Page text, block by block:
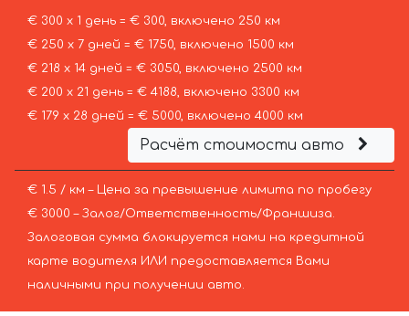
€ 300 х 1 день = € 300, включено 250 км
€ 250 х 7 дней = € 1750, включено 1500 км
€ 218 х 14 дней = € 3050, включено 2500 км
€ 200 х 21 день = € 4188, включено 3300 км
€ 179 х 28 дней = € 5000, включено 4000 км
Расчёт стоимости авто
€ 1.5 / км – Цена за превышение лимита по пробегу
€ 3000 – Залог/Ответственность/Франшиза.
Залоговая сумма блокируется нами на кредитной
карте водителя ИЛИ предоставляется Вами
наличными при получении авто.